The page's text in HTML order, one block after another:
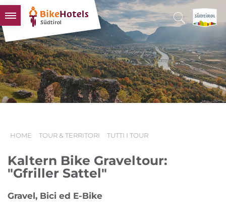
BIKEHOTELS
HOTELS & PACCHETTI
TOUR & TERRITORI
L'ALTO ADIGE & NOI
HOME TOUR & TERRITORI TUTTI I TOUR
Kaltern Bike Graveltour:
"Gfriller Sattel"
Gravel, Bici ed E-Bike